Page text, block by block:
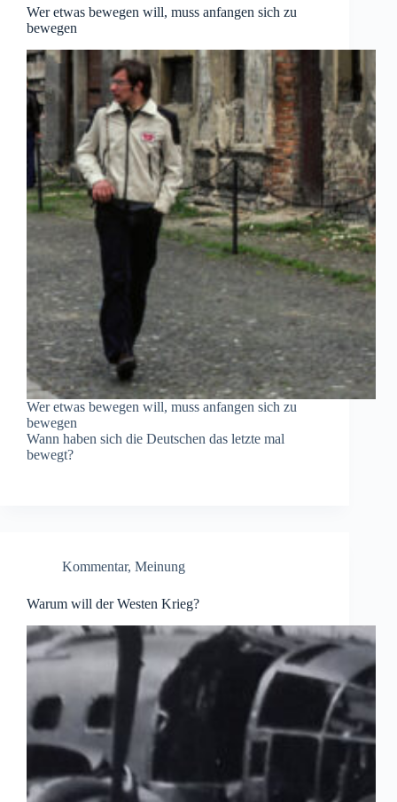
Wer etwas bewegen will, muss anfangen sich zu
bewegen
Wer etwas bewegen will, muss anfangen sich zu
bewegen
Wann haben sich die Deutschen das letzte mal
bewegt?
Kommentar, Meinung
Warum will der Westen Krieg?